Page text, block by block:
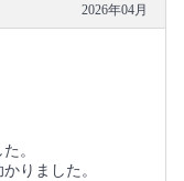
2026年04月
。
りました。